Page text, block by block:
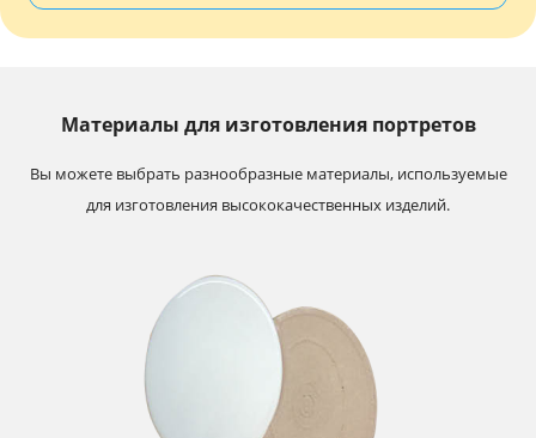
Материалы для изготовления портретов
Вы можете выбрать разнообразные материалы, используемые
для изготовления высококачественных изделий.